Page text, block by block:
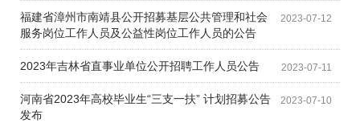
2023-07-12
福建省漳州市南靖县公开招募基层公共管理和社会
服务岗位工作人员及公益性岗位工作人员的公告
2023-07-11
2023年吉林省直事业单位公开招聘工作人员公告
2023-07-10
河南省2023年高校毕业生“三支一扶” 计划招募公告
发布